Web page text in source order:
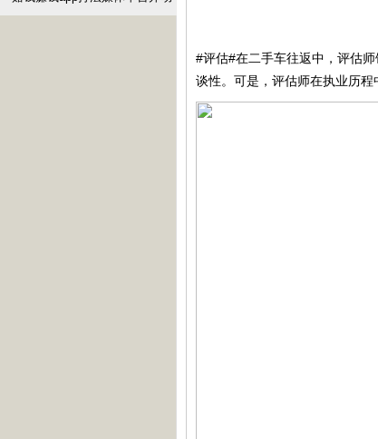
#评估#在二手车往返中，评估
谈性。可是，评估师在执业历程
钱的软件下载
成为二手车遑急的拓客渠谈-手